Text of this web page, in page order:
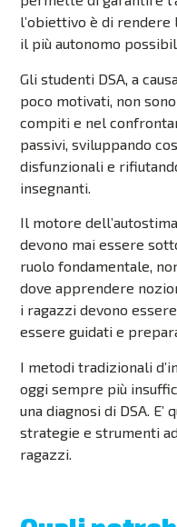
l’obiettivo è di rendere
il più autonomo
Gli studenti DSA, a
poco motivati, non
compiti e nel
passivi, sviluppando
disfunzionali e
insegnanti.
Il motore
devono mai essere
ruolo fondamentale,
dove apprendere
i ragazzi devono
essere guidati e
I metodi tradizionali
oggi sempre più
una diagnosi di DSA.
strategie e strumenti
ragazzi.